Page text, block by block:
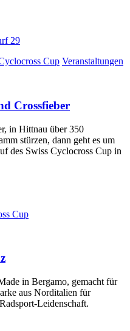
Cup Veranstaltungen
Crossfieber
in Hittnau über 350
stürzen, dann geht es um
des Swiss Cyclocross Cup in
Cup
in Bergamo, gemacht für
aus Norditalien für
Leidenschaft.